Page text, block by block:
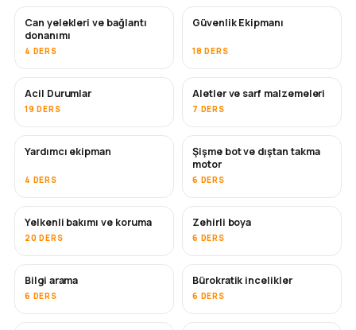
Can yelekleri ve bağlantı
donanımı
4 DERS
Güvenlik Ekipmanı
18 DERS
Acil Durumlar
19 DERS
Aletler ve sarf malzemeleri
7 DERS
Yardımcı ekipman
4 DERS
Şişme bot ve dıştan takma
motor
6 DERS
Yelkenli bakımı ve koruma
20 DERS
YAKINDA
Zehirli boya
6 DERS
Bilgi arama
6 DERS
Bürokratik incelikler
6 DERS